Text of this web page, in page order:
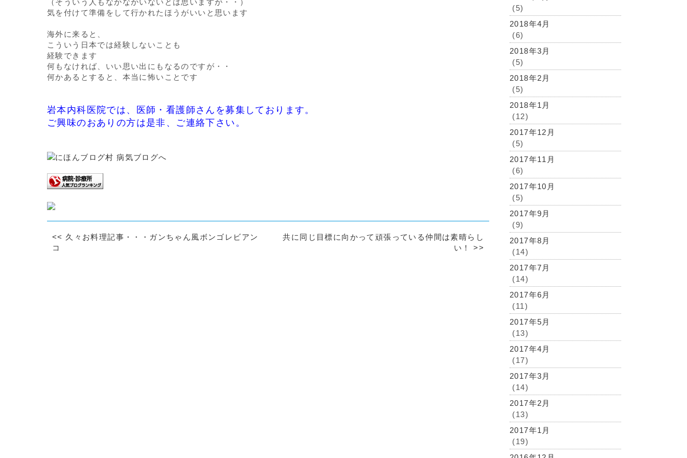
（そういう人もなかなかいないとは思いますが・・）
気を付けて準備をして行かれたほうがいいと思います
海外に来ると、
こういう日本では経験しないことも
経験できます
何もなければ、いい思い出にもなるのですが・・
何かあるとすると、本当に怖いことです
岩本内科医院では、医師・看護師さんを募集しております。
ご興味のおありの方は是非、ご連絡下さい。
<< 久々お料理記事・・・ガンちゃん風ボンゴレビアン
コ
共に同じ目標に向かって頑張っている仲間は素晴らし
い！>>
(5)
2018年4月
(6)
2018年3月
(5)
2018年2月
(5)
2018年1月
(12)
2017年12月
(5)
2017年11月
(6)
2017年10月
(5)
2017年9月
(9)
2017年8月
(14)
2017年7月
(14)
2017年6月
(11)
2017年5月
(13)
2017年4月
(17)
2017年3月
(14)
2017年2月
(13)
2017年1月
(19)